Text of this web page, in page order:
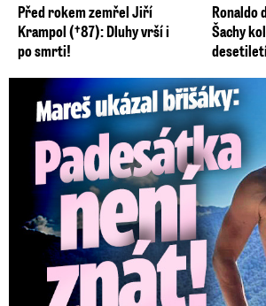
Před rokem zemřel Jiří
Krampol (†87): Dluhy vrší i
po smrti!
Ronaldo
Šachy
Mareš v dokonalé formě ukázal břišáky: